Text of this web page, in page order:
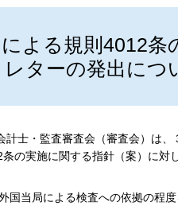
による規則4012
ターの発出につ
計士・監査審査会（審査会）は
の実施に関する指針（案）に対
国当局による検査への依拠の程